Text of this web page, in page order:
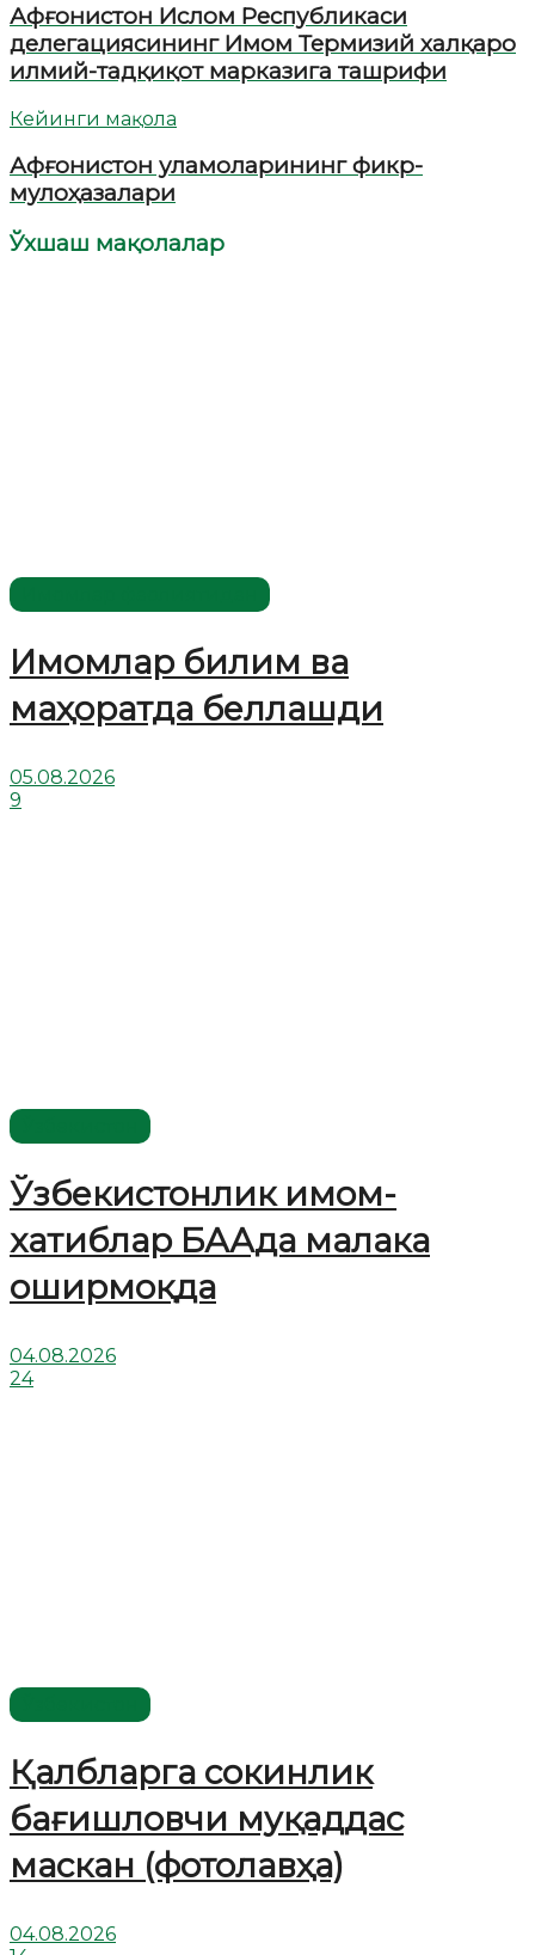
Афғонистон Ислом Республикаси
делегациясининг Имом Термизий халқаро
илмий-тадқиқот марказига ташрифи
Кейинги мақола
Афғонистон уламоларининг фикр-
мулоҳазалари
Ўхшаш мақолалар
Имомлар билим ва
маҳоратда беллашди
05.08.2026
9
Ўзбекистонлик имом-
хатиблар БААда малака
оширмоқда
04.08.2026
24
Қалбларга сокинлик
бағишловчи муқаддас
маскан (фотолавҳа)
04.08.2026